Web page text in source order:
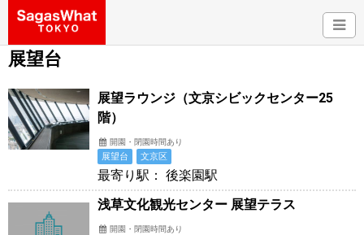
展望台
展望ラウンジ（文京シビックセンター25
階）
開園・閉園時間あり
展望台 文京区
最寄り駅： 後楽園駅
浅草文化観光センター 展望テラス
開園・閉園時間あり